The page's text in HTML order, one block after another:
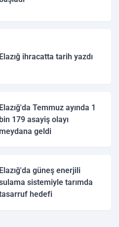
Elazığ ihracatta tarih yazdı
Elazığ'da Temmuz ayında 1
bin 179 asayiş olayı
meydana geldi
Elazığ'da güneş enerjili
sistemiyle tarımda
hedefi